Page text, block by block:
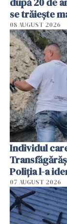
se trăiește
08 AUGUST 2026
Individul
Poliția l-a
07 AUGUST 2026